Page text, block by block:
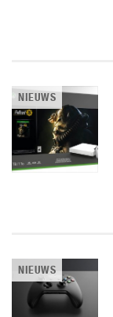
NIEUWS
NIEUWS